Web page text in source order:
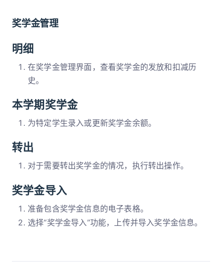
奖学金管理
明细
在奖学金管理界面，查看奖学金的发放和扣减历
史。
本学期奖学金
为特定学生录入或更新奖学金余额。
转出
对于需要转出奖学金的情况，执行转出操作。
奖学金导入
准备包含奖学金信息的电子表格。
选择“奖学金导入”功能，上传并导入奖学金信息。